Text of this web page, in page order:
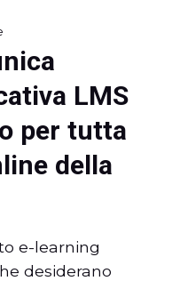
LMS
per tutta
della
e-learning
desiderano